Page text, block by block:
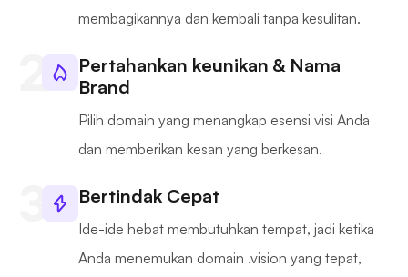
membagikannya dan kembali tanpa kesulitan.
Pertahankan keunikan & Nama
Brand
Pilih domain yang menangkap esensi visi Anda
dan memberikan kesan yang berkesan.
Bertindak Cepat
Ide-ide hebat membutuhkan tempat, jadi ketika
Anda menemukan domain .vision yang tepat,